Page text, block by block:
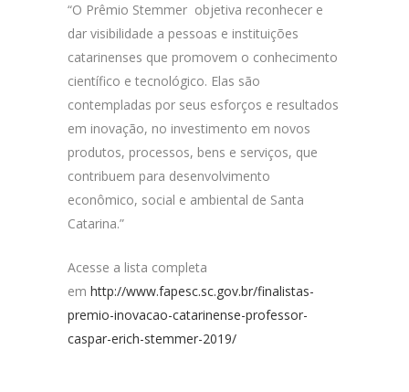
“O Prêmio Stemmer objetiva reconhecer e
dar visibilidade a pessoas e instituições
catarinenses que promovem o conhecimento
científico e tecnológico. Elas são
contempladas por seus esforços e resultados
em inovação, no investimento em novos
produtos, processos, bens e serviços, que
contribuem para desenvolvimento
econômico, social e ambiental de Santa
Catarina.”
Acesse a lista completa
em http://www.fapesc.sc.gov.br/finalistas-
premio-inovacao-catarinense-professor-
caspar-erich-stemmer-2019/